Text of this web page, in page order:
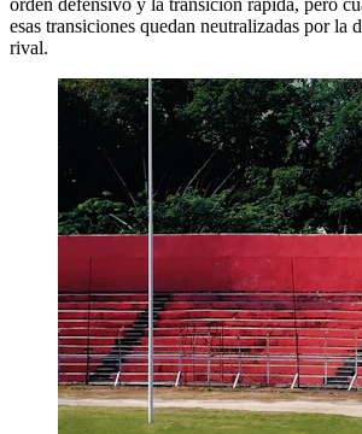
esas transiciones quedan neutralizadas por la
rival.